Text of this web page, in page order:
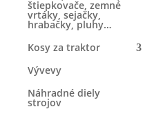
štiepkovače, zemné
vrtáky, sejačky,
hrabačky, pluhy…
Kosy za traktor
Vývevy
Náhradné diely
strojov